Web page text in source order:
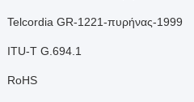
Telcordia GR-1221-πυρήνας-1999
ITU-Τ G.694.1
RoHS